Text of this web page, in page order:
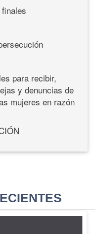
para recibir,
y denuncias de
mujeres en razón